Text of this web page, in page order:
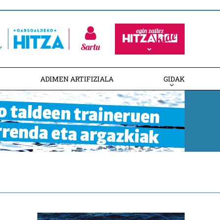
Sartu
ADIMEN ARTIFIZIALA GIDAK